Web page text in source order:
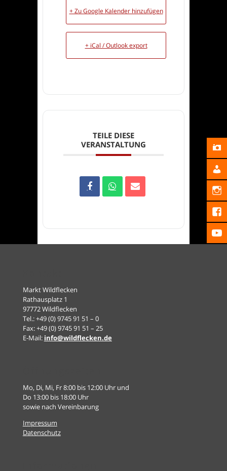
+ Zu Google Kalender hinzufügen
+ iCal / Outlook export
TEILE DIESE
VERANSTALTUNG
Markt Wildflecken
Rathausplatz 1
97772 Wildflecken
Tel.: +49 (0) 9745 91 51 – 0
Fax: +49 (0) 9745 91 51 – 25
E-Mail: info@wildflecken.de
Mo, Di, Mi, Fr 8:00 bis 12:00 Uhr und
Do 13:00 bis 18:00 Uhr
sowie nach Vereinbarung
Impressum
Datenschutz